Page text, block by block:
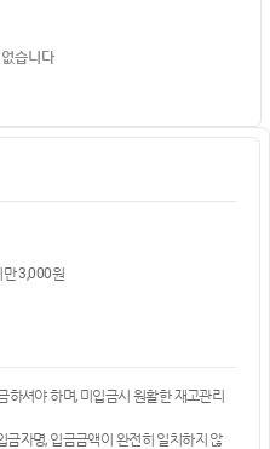
습니다
3,000원
셔야 하며, 미입금시 원활한 재고관리
자명, 입금금액이 완전히 일치하지 않